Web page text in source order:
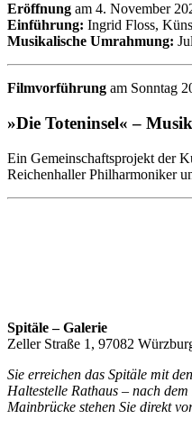
Eröffnung am 4. November
Einführung: Ingrid Floss,
Musikalische Umrahmung:
Filmvorführung am Sonntag
»Die Toteninsel« –
Ein Gemeinschaftsprojekt der
Reichenhaller Philharmoniker
Spitäle – Galerie
Zeller Straße 1, 97082
Sie erreichen das Spitäle mit
Haltestelle Rathaus – nach
Mainbrücke stehen Sie direkt